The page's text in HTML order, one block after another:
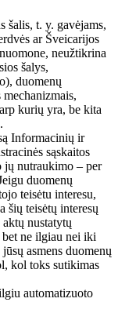
šalis, t. y. gavėjams,
ar Šveicarijos
neužtikrina
šalys,
duomenų
kurių yra, be kita
Informacinių ir
sąskaitos
jų nutraukimo – per
duomenų
teisėtu interesu,
šių teisėtų interesų
nustatytų
ne ilgiau nei iki
asmens duomenų
kol toks sutikimas
automatizuoto